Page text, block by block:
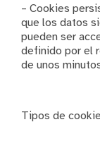
– Cookies
que los datos
pueden ser
definido por el
de unos
Tipos de